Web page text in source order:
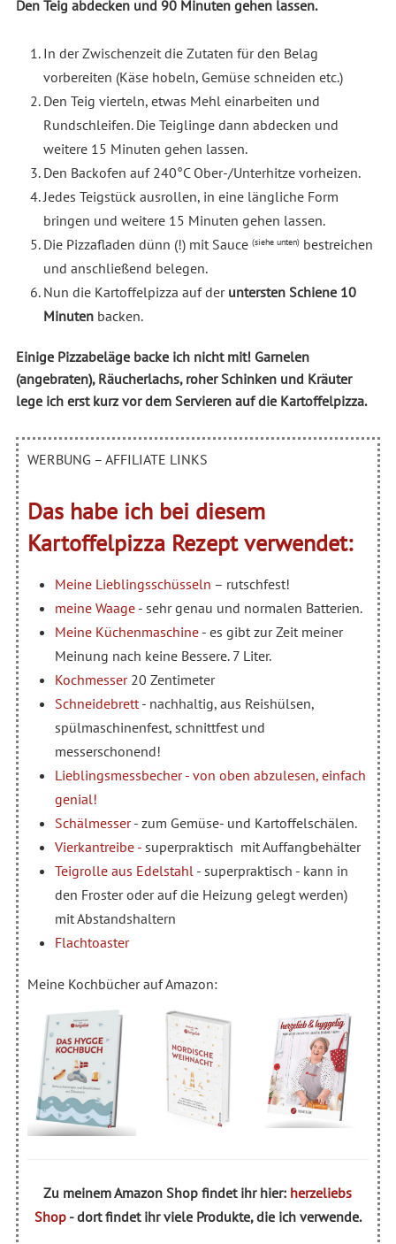
Den Teig abdecken und 90 Minuten gehen lassen.
In der Zwischenzeit die Zutaten für den Belag
vorbereiten (Käse hobeln, Gemüse schneiden etc.)
Den Teig vierteln, etwas Mehl einarbeiten und
Rundschleifen. Die Teiglinge dann abdecken und
weitere 15 Minuten gehen lassen.
Den Backofen auf 240°C Ober-/Unterhitze vorheizen.
Jedes Teigstück ausrollen, in eine längliche Form
bringen und weitere 15 Minuten gehen lassen.
Die Pizzafladen dünn (!) mit Sauce (siehe unten)bestreichen
und anschließend belegen.
Nun die Kartoffelpizza auf der untersten Schiene 10
Minutenbacken.
Einige Pizzabeläge backe ich nicht mit! Garnelen
(angebraten), Räucherlachs, roher Schinken und Kräuter
lege ich erst kurz vor dem Servieren auf die Kartoffelpizza.
WERBUNG – AFFILIATE LINKS
Das habe ich bei diesem
Kartoffelpizza Rezept verwendet:
Meine Lieblingsschüsseln – rutschfest!
meine Waage- sehr genau und normalen Batterien.
Meine Küchenmaschine- es gibt zur Zeit meiner
Meinung nach keine Bessere. 7 Liter.
Kochmesser20 Zentimeter
Schneidebrett- nachhaltig, aus Reishülsen,
spülmaschinenfest, schnittfest und
messerschonend!
Lieblingsmessbecher - von oben abzulesen, einfach
genial!
Schälmesser- zum Gemüse- und Kartoffelschälen.
Vierkantreibe - superpraktisch mit Auffangbehälter
Teigrolle aus Edelstahl - superpraktisch - kann in
den Froster oder auf die Heizung gelegt werden)
mit Abstandshaltern
Flachtoaster
Meine Kochbücher auf Amazon:
Zu meinem Amazon Shop findet ihr hier: herzeliebs
Shop- dort findet ihr viele Produkte, die ich verwende.